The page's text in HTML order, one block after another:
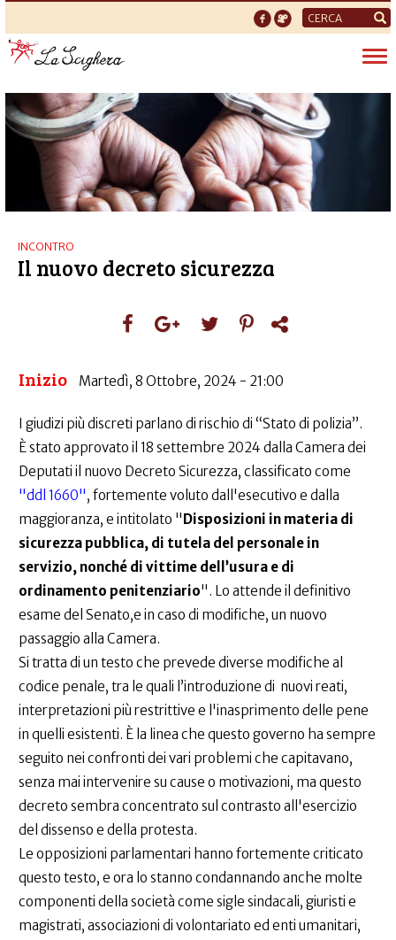
Form
di
ricerca
INCONTRO
Il nuovo decreto sicurezza
Inizio Martedì, 8 Ottobre, 2024 - 21:00
I giudizi più discreti parlano di rischio di “Stato di polizia”.
È stato approvato il 18 settembre 2024 dalla Camera dei
Deputati il nuovo Decreto Sicurezza, classificato come
"ddl 1660", fortemente voluto dall'esecutivo e dalla
maggioranza, e intitolato "Disposizioni in materia di
sicurezza pubblica, di tutela del personale in
servizio, nonché di vittime dell’usura e di
ordinamento penitenziario". Lo attende il definitivo
esame del Senato,e in caso di modifiche, un nuovo
passaggio alla Camera.
Si tratta di un testo che prevede diverse modifiche al
codice penale, tra le quali l’introduzione di nuovi reati,
interpretazioni più restrittive e l'inasprimento delle pene
in quelli esistenti. È la linea che questo governo ha sempre
seguito nei confronti dei vari problemi che capitavano,
senza mai intervenire su cause o motivazioni, ma questo
decreto sembra concentrato sul contrasto all'esercizio
del dissenso e della protesta.
Le opposizioni parlamentari hanno fortemente criticato
questo testo, e ora lo stanno condannando anche molte
componenti della società come sigle sindacali, giuristi e
magistrati, associazioni di volontariato ed enti umanitari,